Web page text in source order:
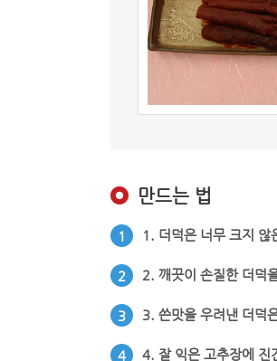
만드는 법
1 1. 더덕은 너무 크지 않
2 2. 깨끗이 손질한 더덕
3 3. 쓴맛을 우려낸 더덕
4 4. 잘 익은 고추장에 진